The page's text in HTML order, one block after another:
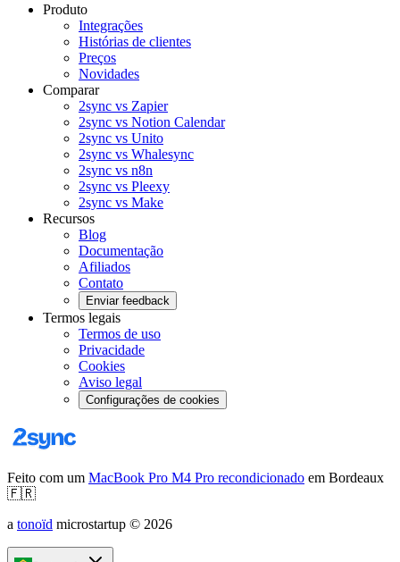
Produto
Integrações
Histórias de clientes
Preços
Novidades
Comparar
2sync vs Zapier
2sync vs Notion Calendar
2sync vs Unito
2sync vs Whalesync
2sync vs n8n
2sync vs Pleexy
2sync vs Make
Recursos
Blog
Documentação
Afiliados
Contato
Enviar feedback
Termos legais
Termos de uso
Privacidade
Cookies
Aviso legal
Configurações de cookies
Feito com um MacBook Pro M4 Pro recondicionado em Bordeaux
🇫🇷
a tonoïd microstartup © 2026